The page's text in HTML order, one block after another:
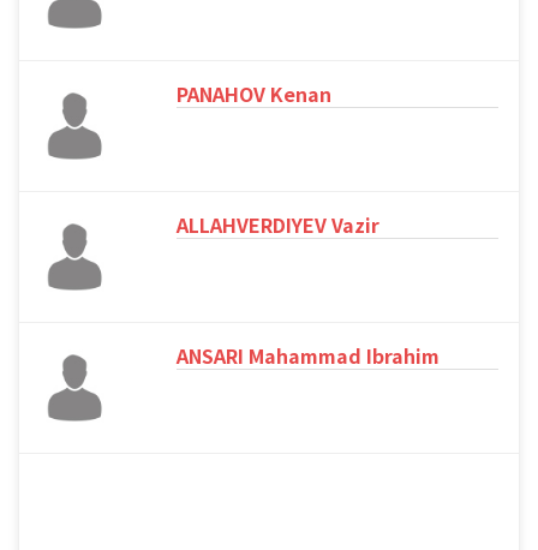
PANAHOV Kenan
ALLAHVERDIYEV Vazir
ANSARI Mahammad Ibrahim